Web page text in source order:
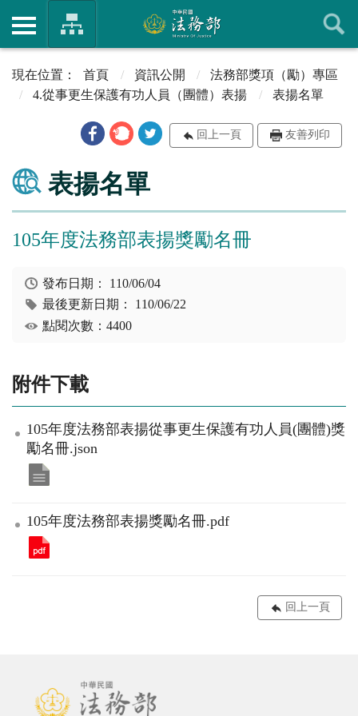
首頁 資訊公開
法務部獎項（勵）專區
4.從事更生保護有功人員（團體）表揚
表揚名單
回上一頁 友善列印
表揚名單
105年度法務部表揚獎勵名冊
發布日期： 110/06/04
最後更新日期： 110/06/22
點閱次數：4400
附件下載
105年度法務部表揚從事更生保護有功人員(團體)獎
勵名冊.json
105年度法務部表揚獎勵名冊.pdf
回上一頁